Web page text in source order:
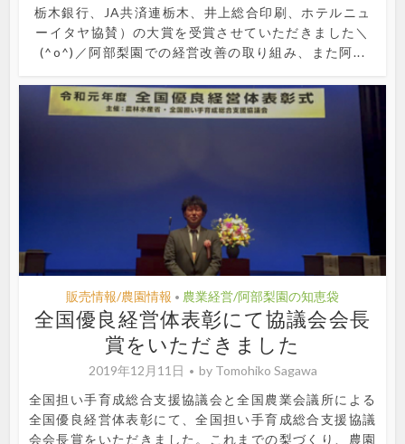
栃木銀行、JA共済連栃木、井上総合印刷、ホテルニュ
ーイタヤ協賛）の大賞を受賞させていただきました＼
(^o^)／阿部梨園での経営改善の取り組み、また阿...
販売情報/農園情報 • 農業経営/阿部梨園の知恵袋
全国優良経営体表彰にて協議会会長
賞をいただきました
2019年12月11日 by Tomohiko Sagawa
全国担い手育成総合支援協議会と全国農業会議所による
全国優良経営体表彰にて、全国担い手育成総合支援協議
会会長賞をいただきました。これまでの梨づくり、農園